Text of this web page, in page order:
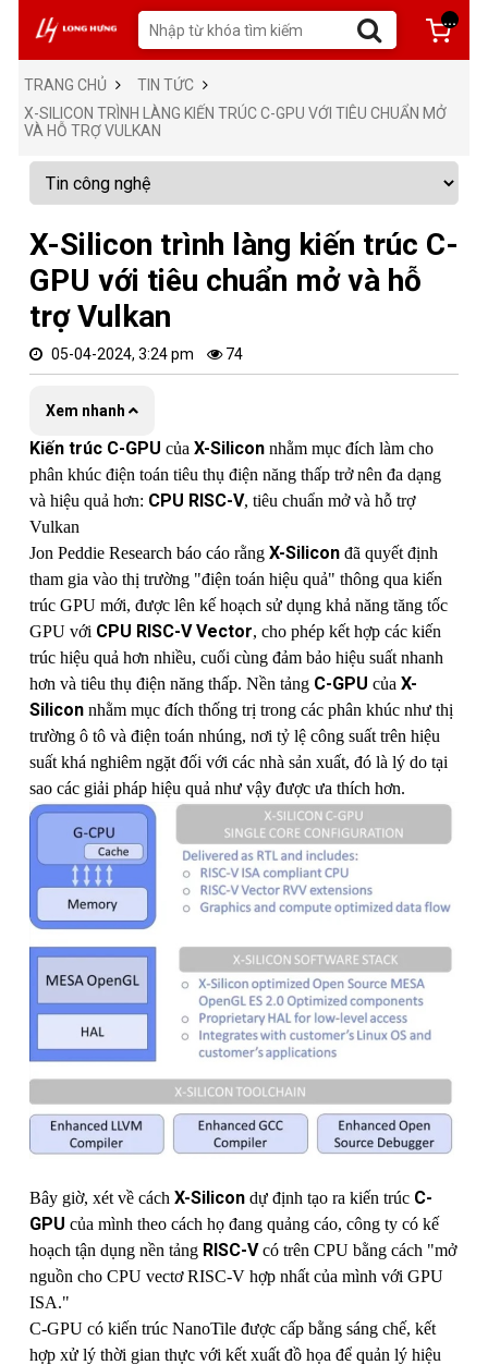
...
TRANG CHỦ
TIN TỨC
X-SILICON TRÌNH LÀNG KIẾN TRÚC C-GPU VỚI TIÊU CHUẨN MỞ
VÀ HỖ TRỢ VULKAN
X-Silicon trình làng kiến trúc C-
GPU với tiêu chuẩn mở và hỗ
trợ Vulkan
05-04-2024, 3:24 pm 74
Xem nhanh
Kiến trúc C-GPU của X-Silicon nhằm mục đích làm cho
phân khúc điện toán tiêu thụ điện năng thấp trở nên đa dạng
và hiệu quả hơn: CPU RISC-V, tiêu chuẩn mở và hỗ trợ
Vulkan
Jon Peddie Research báo cáo rằng X-Silicon đã quyết định
tham gia vào thị trường "điện toán hiệu quả" thông qua kiến ​​
trúc GPU mới, được lên kế hoạch sử dụng khả năng tăng tốc
GPU với CPU RISC-V Vector, cho phép kết hợp các kiến ​​
trúc hiệu quả hơn nhiều, cuối cùng đảm bảo hiệu suất nhanh
hơn và tiêu thụ điện năng thấp. Nền tảng C-GPU của X-
Silicon nhằm mục đích thống trị trong các phân khúc như thị
trường ô tô và điện toán nhúng, nơi tỷ lệ công suất trên hiệu
suất khá nghiêm ngặt đối với các nhà sản xuất, đó là lý do tại
sao các giải pháp hiệu quả như vậy được ưa thích hơn.
Bây giờ, xét về cách X-Silicon dự định tạo ra kiến ​​trúc C-
GPU của mình theo cách họ đang quảng cáo, công ty có kế
hoạch tận dụng nền tảng RISC-Vcó trên CPU bằng cách "mở
nguồn cho CPU vectơ RISC-V hợp nhất của mình với GPU
ISA."
C-GPU có kiến ​​trúc NanoTile được cấp bằng sáng chế, kết
hợp xử lý thời gian thực với kết xuất đồ họa để quản lý hiệu